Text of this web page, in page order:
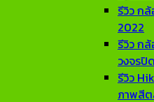
รีวิว ก
2022
รีวิว ก
วงจรปิ
รีวิว
ภาพสี